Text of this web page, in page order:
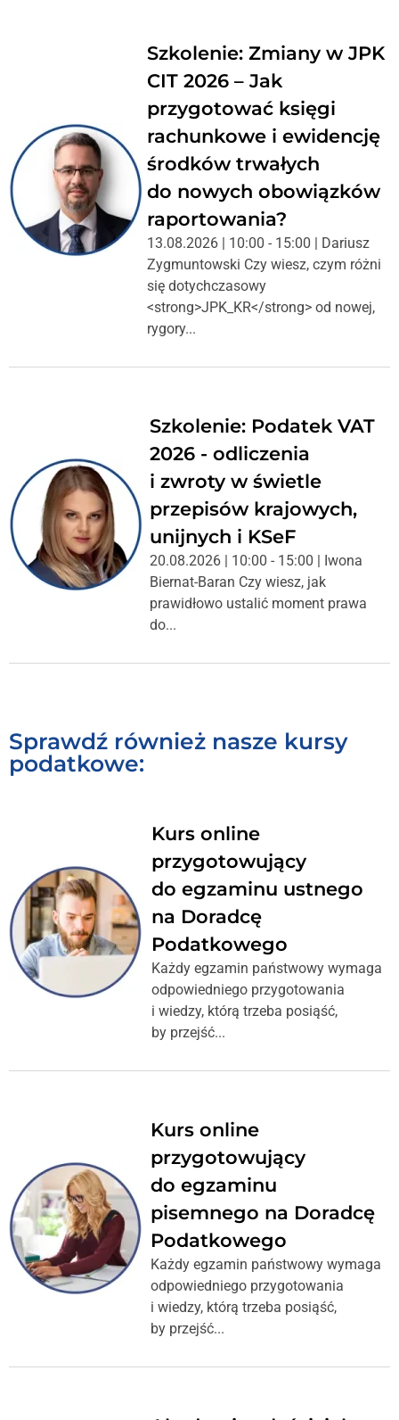
Szkolenie: Zmiany w JPK
CIT 2026 – Jak
przygotować księgi
rachunkowe i ewidencję
środków trwałych
do nowych obowiązków
raportowania?
13.08.2026 | 10:00 - 15:00 | Dariusz
Zygmuntowski Czy wiesz, czym różni
się dotychczasowy
<strong>JPK_KR</strong> od nowej,
rygory...
Szkolenie: Podatek VAT
2026 - odliczenia
i zwroty w świetle
przepisów krajowych,
unijnych i KSeF
20.08.2026 | 10:00 - 15:00 | Iwona
Biernat-Baran Czy wiesz, jak
prawidłowo ustalić moment prawa
do...
Sprawdź również nasze kursy
podatkowe:
Kurs online
przygotowujący
do egzaminu ustnego
na Doradcę
Podatkowego
Każdy egzamin państwowy wymaga
odpowiedniego przygotowania
i wiedzy, którą trzeba posiąść,
by przejść...
Kurs online
przygotowujący
do egzaminu
pisemnego na Doradcę
Podatkowego
Każdy egzamin państwowy wymaga
odpowiedniego przygotowania
i wiedzy, którą trzeba posiąść,
by przejść...